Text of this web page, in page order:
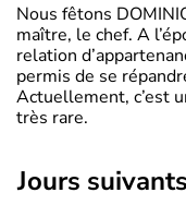
Nous fêtons
maître, le chef. A
relation
permis de se
Actuellement, c’est
très rare.
jours suivants